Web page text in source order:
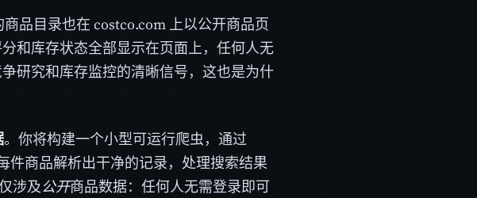
品目录也在 costco.com 上以公开商品页
和库存状态全部显示在页面上，任何人无
研究和库存监控的清晰信号，这也是为什
。你将构建一个小型可运行爬虫，通过
件商品解析出干净的记录，处理搜索结果
涉及公开商品数据：任何人无需登录即可